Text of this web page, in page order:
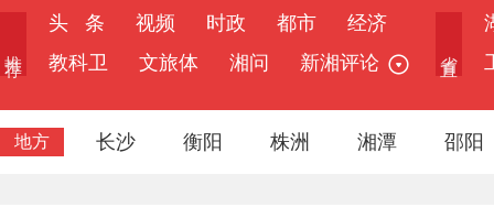
头 条 视频 时政 都市
经济
教科卫
文旅体 湘问 新湘评论
地方 长沙 衡阳 株洲 湘潭 邵阳